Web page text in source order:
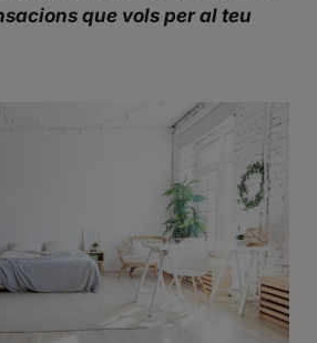
que vols per al teu